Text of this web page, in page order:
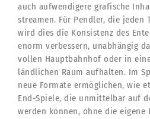
auch aufwendigere grafische
streamen. Für Pendler, die jeden
wird dies die Konsistenz des
enorm verbessern, unabhängig
vollen Hauptbahnhof oder in
ländlichen Raum aufhalten. Im
neue Formate ermöglichen, wie
End-Spiele, die unmittelbar auf
werden können, ohne die eigene